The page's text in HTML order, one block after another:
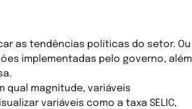
as tendências políticas do setor. Ou
implementadas pelo governo, além
qual magnitude, variáveis
variáveis como a taxa SELIC,